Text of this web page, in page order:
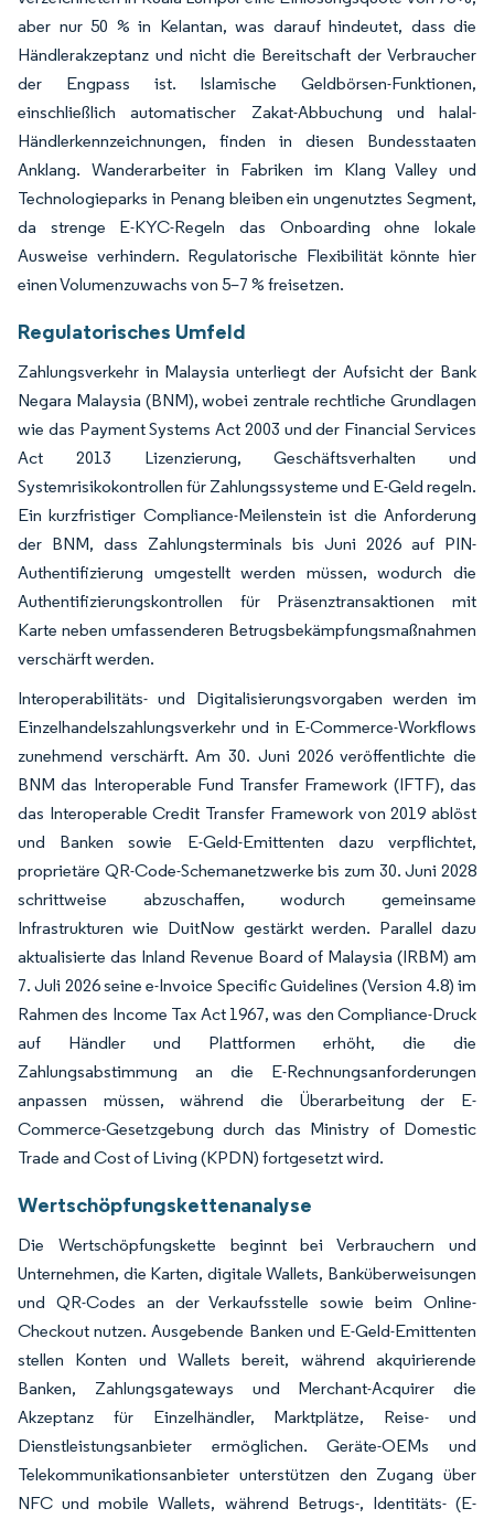
aber nur 50 % in Kelantan, was darauf hindeutet, dass die
Händlerakzeptanz und nicht die Bereitschaft der Verbraucher
der Engpass ist. Islamische Geldbörsen-Funktionen,
einschließlich automatischer Zakat-Abbuchung und halal-
Händlerkennzeichnungen, finden in diesen Bundesstaaten
Anklang. Wanderarbeiter in Fabriken im Klang Valley und
Technologieparks in Penang bleiben ein ungenutztes Segment,
da strenge E-KYC-Regeln das Onboarding ohne lokale
Ausweise verhindern. Regulatorische Flexibilität könnte hier
einen Volumenzuwachs von 5–7 % freisetzen.
Regulatorisches Umfeld
Zahlungsverkehr in Malaysia unterliegt der Aufsicht der Bank
Negara Malaysia (BNM), wobei zentrale rechtliche Grundlagen
wie das Payment Systems Act 2003 und der Financial Services
Act 2013 Lizenzierung, Geschäftsverhalten und
Systemrisikokontrollen für Zahlungssysteme und E-Geld regeln.
Ein kurzfristiger Compliance-Meilenstein ist die Anforderung
der BNM, dass Zahlungsterminals bis Juni 2026 auf PIN-
Authentifizierung umgestellt werden müssen, wodurch die
Authentifizierungskontrollen für Präsenztransaktionen mit
Karte neben umfassenderen Betrugsbekämpfungsmaßnahmen
verschärft werden.
Interoperabilitäts- und Digitalisierungsvorgaben werden im
Einzelhandelszahlungsverkehr und in E-Commerce-Workflows
zunehmend verschärft. Am 30. Juni 2026 veröffentlichte die
BNM das Interoperable Fund Transfer Framework (IFTF), das
das Interoperable Credit Transfer Framework von 2019 ablöst
und Banken sowie E-Geld-Emittenten dazu verpflichtet,
proprietäre QR-Code-Schemanetzwerke bis zum 30. Juni 2028
schrittweise abzuschaffen, wodurch gemeinsame
Infrastrukturen wie DuitNow gestärkt werden. Parallel dazu
aktualisierte das Inland Revenue Board of Malaysia (IRBM) am
7. Juli 2026 seine e-Invoice Specific Guidelines (Version 4.8) im
Rahmen des Income Tax Act 1967, was den Compliance-Druck
auf Händler und Plattformen erhöht, die die
Zahlungsabstimmung an die E-Rechnungsanforderungen
anpassen müssen, während die Überarbeitung der E-
Commerce-Gesetzgebung durch das Ministry of Domestic
Trade and Cost of Living (KPDN) fortgesetzt wird.
Wertschöpfungskettenanalyse
Die Wertschöpfungskette beginnt bei Verbrauchern und
Unternehmen, die Karten, digitale Wallets, Banküberweisungen
und QR-Codes an der Verkaufsstelle sowie beim Online-
Checkout nutzen. Ausgebende Banken und E-Geld-Emittenten
stellen Konten und Wallets bereit, während akquirierende
Banken, Zahlungsgateways und Merchant-Acquirer die
Akzeptanz für Einzelhändler, Marktplätze, Reise- und
Dienstleistungsanbieter ermöglichen. Geräte-OEMs und
Telekommunikationsanbieter unterstützen den Zugang über
NFC und mobile Wallets, während Betrugs-, Identitäts- (E-